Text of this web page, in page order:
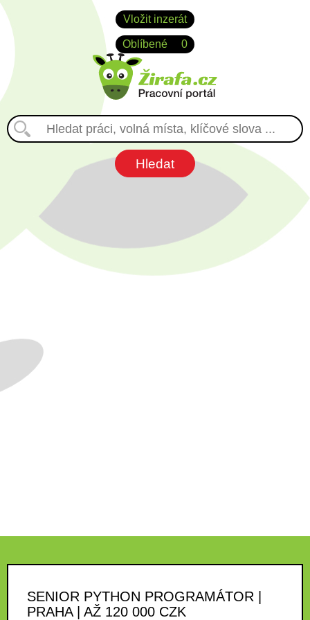
Vložit inzerát
Oblíbené 0
SENIOR PYTHON PROGRAMÁTOR |
PRAHA | AŽ 120 000 CZK